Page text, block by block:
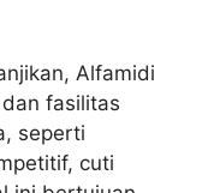
Alfamidi
fasilitas
seperti
cuti